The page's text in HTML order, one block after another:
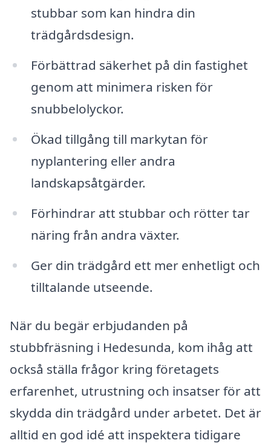
stubbar som kan hindra din
trädgårdsdesign.
Förbättrad säkerhet på din fastighet
genom att minimera risken för
snubbelolyckor.
Ökad tillgång till markytan för
nyplantering eller andra
landskapsåtgärder.
Förhindrar att stubbar och rötter tar
näring från andra växter.
Ger din trädgård ett mer enhetligt och
tilltalande utseende.
När du begär erbjudanden på
stubbfräsning i Hedesunda, kom ihåg att
också ställa frågor kring företagets
erfarenhet, utrustning och insatser för att
skydda din trädgård under arbetet. Det är
alltid en god idé att inspektera tidigare